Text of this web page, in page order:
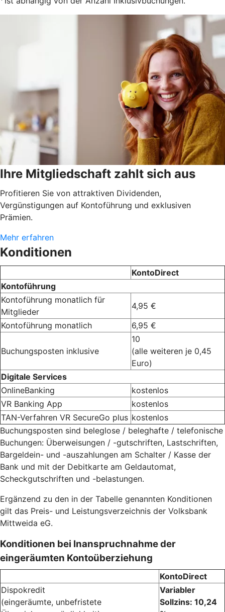
Ihre Mitgliedschaft zahlt sich aus
Profitieren Sie von attraktiven Dividenden,
Vergünstigungen auf Kontoführung und exklusiven
Prämien.
Mehr erfahren
Konditionen
KontoDirect
Kontoführung
Kontoführung monatlich für
Mitglieder
4,95 €
Kontoführung monatlich
6,95 €
Buchungsposten inklusive
10
(alle weiteren je 0,45
Euro)
Digitale Services
OnlineBanking
kostenlos
VR Banking App
kostenlos
TAN-Verfahren VR SecureGo plus kostenlos
Buchungsposten sind beleglose / beleghafte / telefonische
Buchungen: Überweisungen / -gutschriften, Lastschriften,
Bargeldein- und -auszahlungen am Schalter / Kasse der
Bank und mit der Debitkarte am Geldautomat,
Scheckgutschriften und -belastungen.
Ergänzend zu den in der Tabelle genannten Konditionen
gilt das Preis- und Leistungsverzeichnis der Volksbank
Mittweida eG.
Konditionen bei Inanspruchnahme der
eingeräumten Kontoüberziehung
KontoDirect
Dispokredit
(eingeräumte, unbefristete
Variabler
Sollzins: 10,24